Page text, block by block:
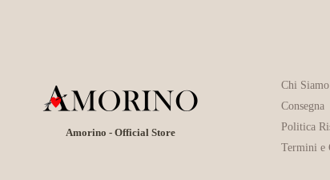
Amorino - Official Store
Chi Siamo
Consegna
Politica
Termini e